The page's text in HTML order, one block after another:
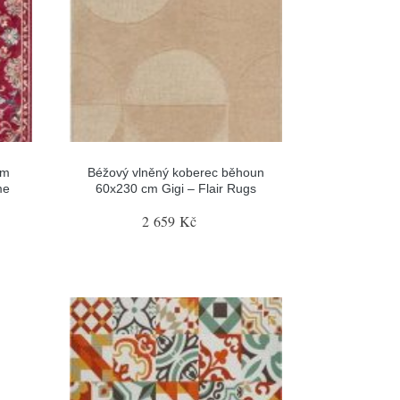
Béžový vlněný koberec běhoun
60x230 cm Gigi – Flair Rugs
2 659 Kč